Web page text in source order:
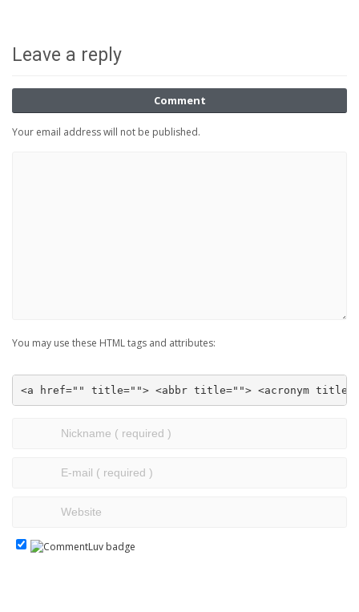
Leave a reply
Comment
Your email address will not be published.
You may use these HTML tags and attributes:
<a href="" title=""> <abbr title=""> <acronym